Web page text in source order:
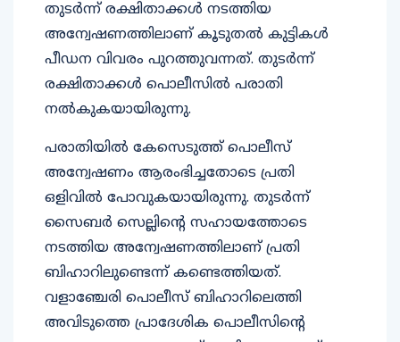
തുടര്‍ന്ന് രക്ഷിതാക്കള്‍ നടത്തിയ
അന്വേഷണത്തിലാണ് കൂടുതല്‍ കുട്ടികള്‍
പീഡന വിവരം പുറത്തുവന്നത്. തുടര്‍ന്ന്
രക്ഷിതാക്കള്‍ പൊലീസില്‍ പരാതി
നല്‍കുകയായിരുന്നു.
പരാതിയില്‍ കേസെടുത്ത് പൊലീസ്
അന്വേഷണം ആരംഭിച്ചതോടെ പ്രതി
ഒളിവില്‍ പോവുകയായിരുന്നു. തുടര്‍ന്ന്
സൈബര്‍ സെല്ലിന്റെ സഹായത്തോടെ
നടത്തിയ അന്വേഷണത്തിലാണ് പ്രതി
ബിഹാറിലുണ്ടെന്ന് കണ്ടെത്തിയത്.
വളാഞ്ചേരി പൊലീസ് ബിഹാറിലെത്തി
അവിടുത്തെ പ്രാദേശിക പൊലീസിന്റെ